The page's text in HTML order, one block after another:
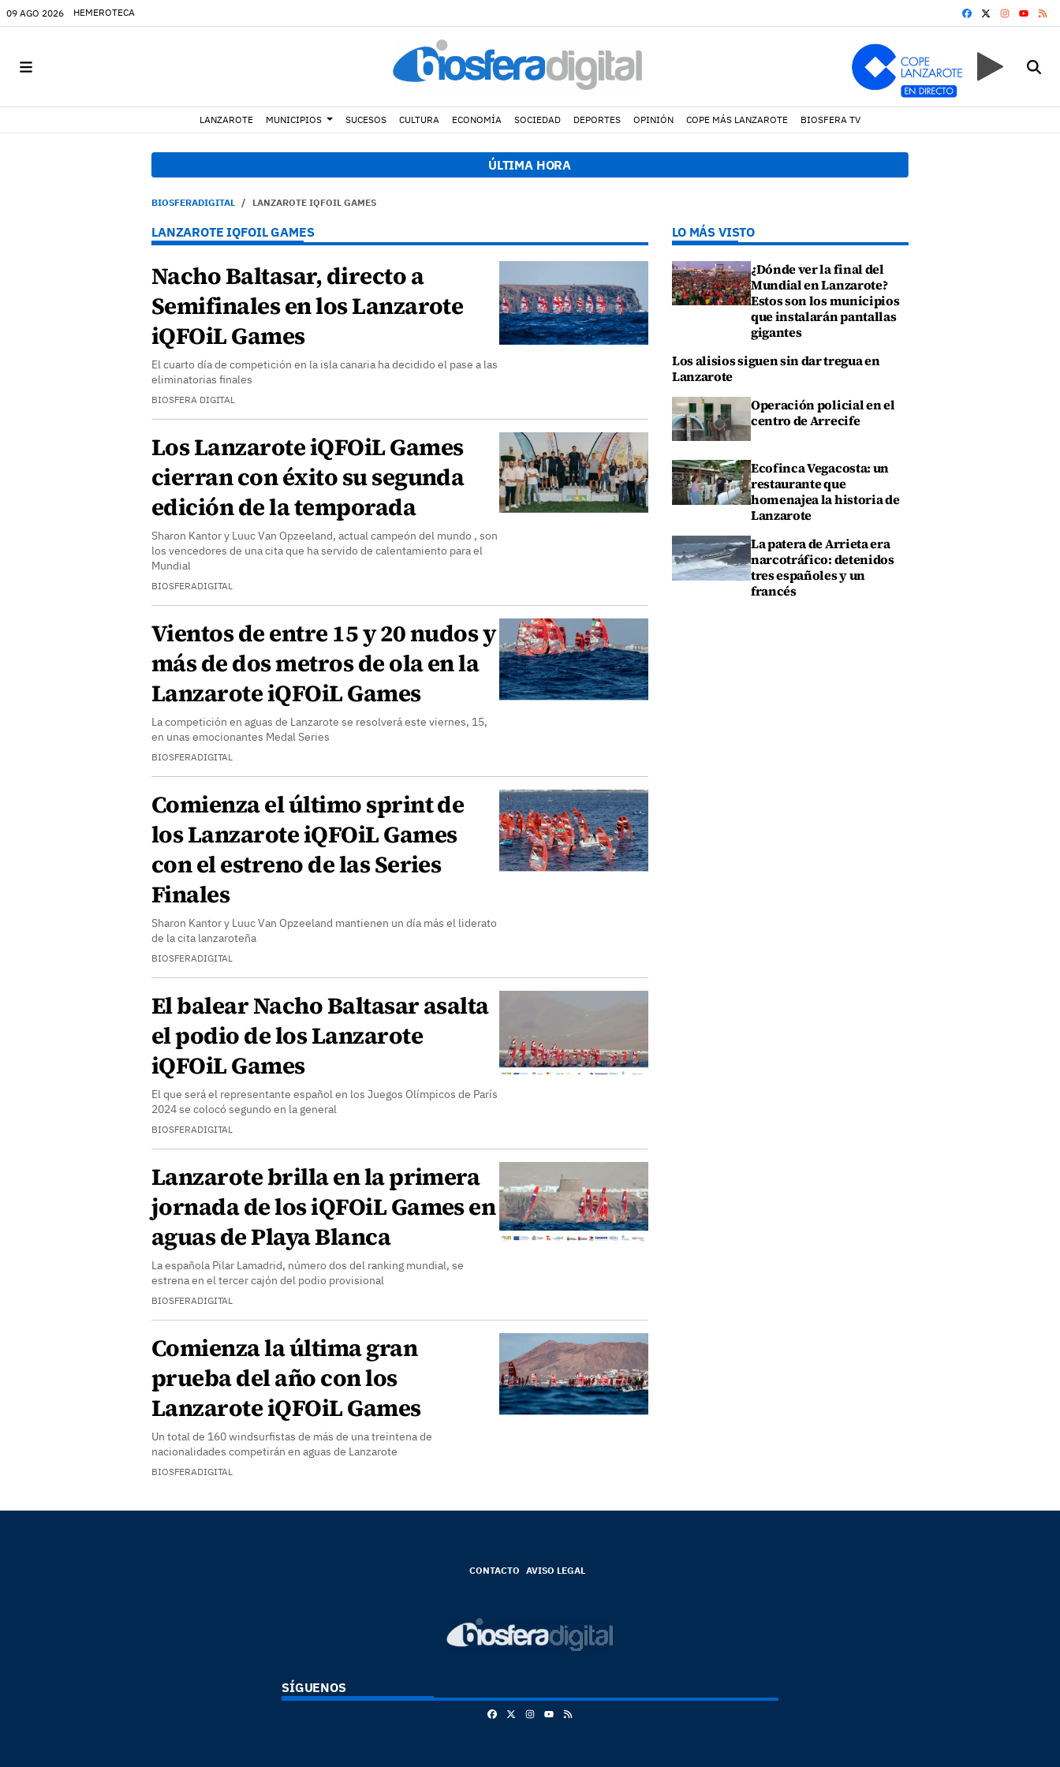
09 AGO 2026 HEMEROTECA FACEBOOK
YOUTUBE
LANZAROTE MUNICIPIOS SUCESOS CULTURA ECONOMÍA SOCIEDAD DEPORTES OPINIÓN COPE MÁS LANZAROTE BIOSFERA TV
ÚLTIMA HORA
BIOSFERADIGITAL LANZAROTE IQFOIL GAMES
LANZAROTE IQFOIL GAMES
Nacho Baltasar, directo a
Semifinales en los Lanzarote
iQFOiL Games
El cuarto día de competición en la isla canaria ha decidido el pase a las
eliminatorias finales
BIOSFERA DIGITAL
Los Lanzarote iQFOiL Games
cierran con éxito su segunda
edición de la temporada
Sharon Kantor y Luuc Van Opzeeland, actual campeón del mundo , son
los vencedores de una cita que ha servido de calentamiento para el
Mundial
BIOSFERADIGITAL
Vientos de entre 15 y 20 nudos y
más de dos metros de ola en la
Lanzarote iQFOiL Games
La competición en aguas de Lanzarote se resolverá este viernes, 15,
en unas emocionantes Medal Series
BIOSFERADIGITAL
Comienza el último sprint de
los Lanzarote iQFOiL Games
con el estreno de las Series
Finales
Sharon Kantor y Luuc Van Opzeeland mantienen un día más el liderato
de la cita lanzaroteña
BIOSFERADIGITAL
El balear Nacho Baltasar asalta
el podio de los Lanzarote
iQFOiL Games
El que será el representante español en los Juegos Olímpicos de París
2024 se colocó segundo en la general
BIOSFERADIGITAL
Lanzarote brilla en la primera
jornada de los iQFOiL Games en
aguas de Playa Blanca
La española Pilar Lamadrid, número dos del ranking mundial, se
estrena en el tercer cajón del podio provisional
BIOSFERADIGITAL
Comienza la última gran
prueba del año con los
Lanzarote iQFOiL Games
Un total de 160 windsurfistas de más de una treintena de
nacionalidades competirán en aguas de Lanzarote
BIOSFERADIGITAL
LO MÁS VISTO
¿Dónde ver la final del
Mundial en Lanzarote?
Estos son los municipios
que instalarán pantallas
gigantes
Los alisios siguen sin dar tregua en
Lanzarote
Operación policial en el
centro de Arrecife
Ecofinca Vegacosta: un
restaurante que
homenajea la historia de
Lanzarote
La patera de Arrieta era
narcotráfico: detenidos
tres españoles y un
francés
CONTACTO AVISO LEGAL
SÍGUENOS
FacebookInstagram